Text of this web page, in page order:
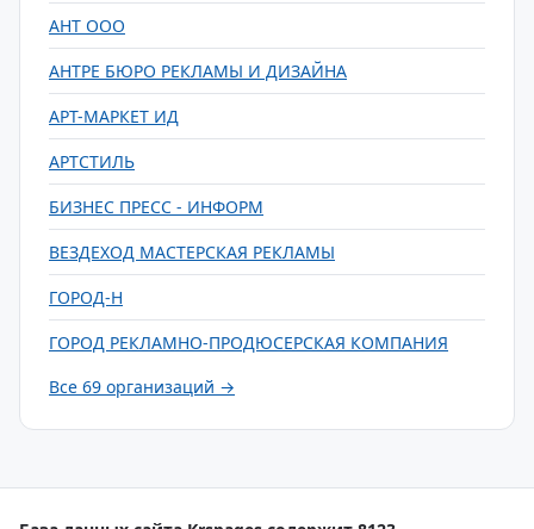
АНТ ООО
АНТРЕ БЮРО РЕКЛАМЫ И ДИЗАЙНА
АРТ-МАРКЕТ ИД
АРТСТИЛЬ
БИЗНЕС ПРЕСС - ИНФОРМ
ВЕЗДЕХОД МАСТЕРСКАЯ РЕКЛАМЫ
ГОРОД-Н
ГОРОД РЕКЛАМНО-ПРОДЮСЕРСКАЯ КОМПАНИЯ
Все 69 организаций →